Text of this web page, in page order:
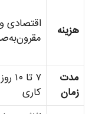
هزینه
اقتصادی و
مدت
زمان
۷ تا ۱۰ روز
کاری